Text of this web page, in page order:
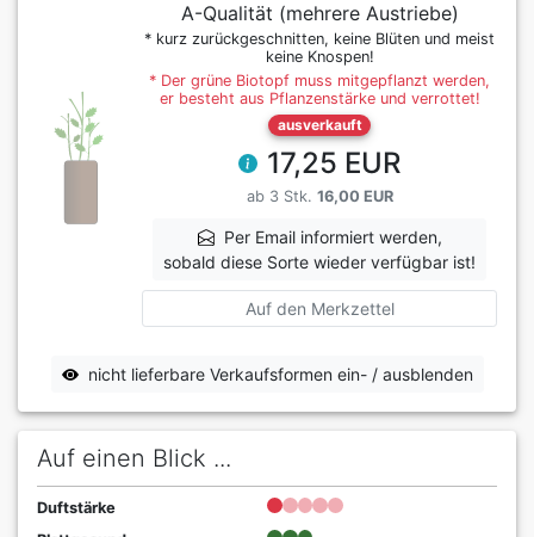
A-Qualität (mehrere Austriebe)
* kurz zurückgeschnitten, keine Blüten und meist
keine Knospen!
* Der grüne Biotopf muss mitgepflanzt werden,
er besteht aus Pflanzenstärke und verrottet!
ausverkauft
17,25 EUR
ab 3 Stk. 16,00 EUR
Per Email informiert werden,
sobald diese Sorte wieder verfügbar ist!
Auf den Merkzettel
nicht lieferbare Verkaufsformen ein- / ausblenden
Auf einen Blick ...
Duftstärke